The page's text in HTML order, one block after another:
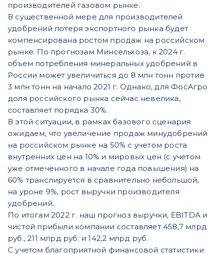
производителей газовом рынке.
В существенной мере для производителей
удобрений потеря экспортного рынка будет
компенсирована ростом продаж на российском
рынке. По прогнозам Минсельхоза, к 2024 г.
объем потребления минеральных удобрений в
России может увеличиться до 8 млн тонн против
3 млн тонн на начало 2021 г. Однако, для ФосАгро
доля российского рынка сейчас невелика,
составляет порядка 30%.
В этой ситуации, в рамках базового сценария
ожидаем, что увеличение продаж минудобрений
на российском рынке на 50% с учетом роста
внутренних цен на 10% и мировых цен (с учетом
уже отмеченного в начале года повышения) на
60% транслируется в сравнительно небольшой,
на уроне 9%, рост выручки производителя
удобрений.
По итогам 2022 г. наш прогноз выручки, EBITDA и
чистой прибыли компании составляет 458,7 млрд
руб., 211 млрд руб. и 142,2 млрд руб.
С учетом благоприятной финансовой статистики